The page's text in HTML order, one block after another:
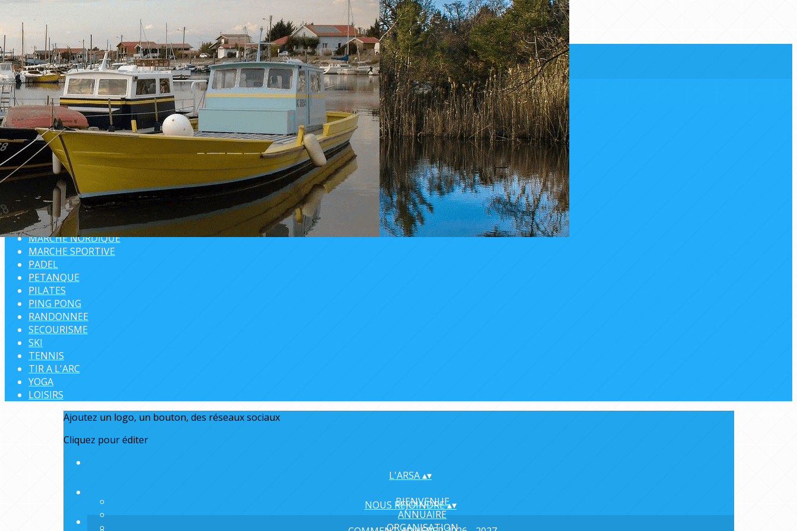
Exporter les lignes sélectionnées
Exporter toutes les colonnes
Exporter uniquement les colonnes affichées
Menu
<
>
AQUABIKE / AQUAGYM
AUTO-DEFENSE SENIOR
BADMINTON
BOWLING
CHANT
DANSE
GOLF
MARCHE AQUATIQUE COTIERE
MARCHE DOUCE
MARCHE NORDIQUE
MARCHE SPORTIVE
PADEL
PETANQUE
PILATES
PING PONG
RANDONNEE
SECOURISME
SKI
TENNIS
TIR A L'ARC
YOGA
LOISIRS
Ajoutez un logo, un bouton, des réseaux sociaux
Cliquez pour éditer
L'ARSA▴▾
BIENVENUE
ANNUAIRE
ORGANISATION
NOUS REJOINDRE▴▾